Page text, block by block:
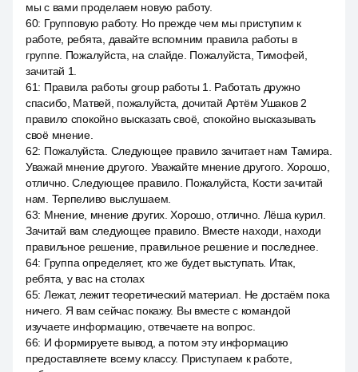
мы с вами проделаем новую работу.
60: Групповую работу. Но прежде чем мы приступим к
работе, ребята, давайте вспомним правила работы в
группе. Пожалуйста, на слайде. Пожалуйста, Тимофей,
зачитай 1.
61: Правила работы group работы 1. Работать дружно
спасибо, Матвей, пожалуйста, дочитай Артём Ушаков 2
правило спокойно высказать своё, спокойно высказывать
своё мнение.
62: Пожалуйста. Следующее правило зачитает нам Тамира.
Уважай мнение другого. Уважайте мнение другого. Хорошо,
отлично. Следующее правило. Пожалуйста, Кости зачитай
нам. Терпеливо выслушаем.
63: Мнение, мнение других. Хорошо, отлично. Лёша курил.
Зачитай вам следующее правило. Вместе находи, находи
правильное решение, правильное решение и последнее.
64: Группа определяет, кто же будет выступать. Итак,
ребята, у вас на столах
65: Лежат, лежит теоретический материал. Не достаём пока
ничего. Я вам сейчас покажу. Вы вместе с командой
изучаете информацию, отвечаете на вопрос.
66: И формируете вывод, а потом эту информацию
предоставляете всему классу. Приступаем к работе,